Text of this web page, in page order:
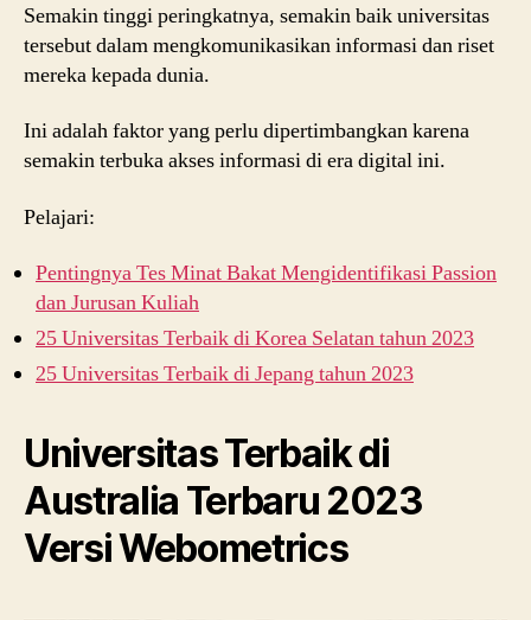
Semakin tinggi peringkatnya, semakin baik universitas
tersebut dalam mengkomunikasikan informasi dan riset
mereka kepada dunia.
Ini adalah faktor yang perlu dipertimbangkan karena
semakin terbuka akses informasi di era digital ini.
Pelajari:
Pentingnya Tes Minat Bakat Mengidentifikasi Passion
dan Jurusan Kuliah
25 Universitas Terbaik di Korea Selatan tahun 2023
25 Universitas Terbaik di Jepang tahun 2023
Universitas Terbaik di
Australia Terbaru 2023
Versi Webometrics